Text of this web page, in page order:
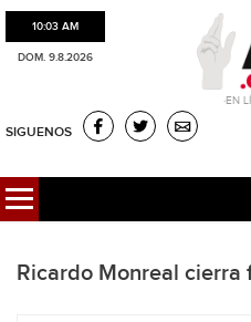
10:03 AM
DOM. 9.8.2026
SIGUENOS
Ricardo Monreal cierra